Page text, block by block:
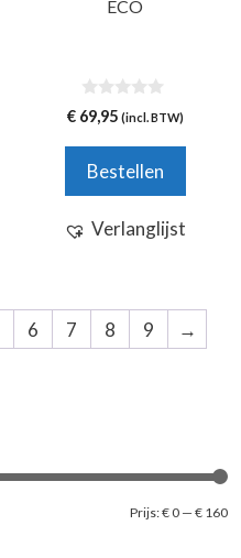
ECO
0
v
5
€69,95 (incl. BTW)
Bestellen
Verlanglijst
6 7 8 9 →
Prijs:€ 0 — € 160